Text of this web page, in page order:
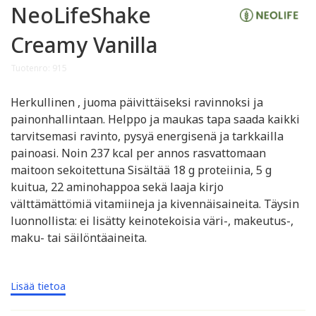
NeoLifeShake
Creamy Vanilla
Herkullinen , juoma päivittäiseksi ravinnoksi ja
painonhallintaan. Helppo ja maukas tapa saada kaikki
tarvitsemasi ravinto, pysyä energisenä ja tarkkailla
painoasi. Noin 237 kcal per annos rasvattomaan
maitoon sekoitettuna Sisältää 18 g proteiinia, 5 g
kuitua, 22 aminohappoa sekä laaja kirjo
välttämättömiä vitamiineja ja kivennäisaineita. Täysin
luonnollista: ei lisätty keinotekoisia väri-, makeutus-,
maku- tai säilöntäaineita.
Lisää tietoa